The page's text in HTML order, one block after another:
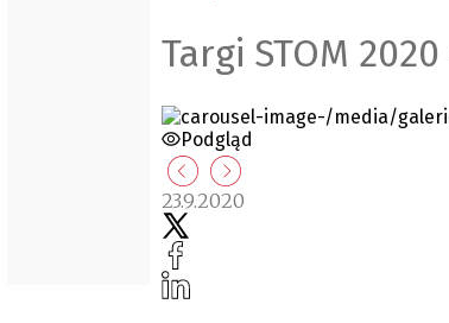
Targi STOM
Podgląd
23.9.2020